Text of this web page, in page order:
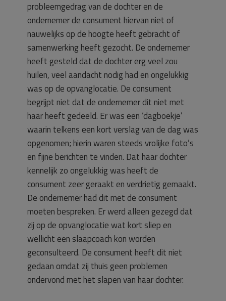
probleemgedrag van de dochter en de
ondernemer de consument hiervan niet of
nauwelijks op de hoogte heeft gebracht of
samenwerking heeft gezocht. De ondernemer
heeft gesteld dat de dochter erg veel zou
huilen, veel aandacht nodig had en ongelukkig
was op de opvanglocatie. De consument
begrijpt niet dat de ondernemer dit niet met
haar heeft gedeeld. Er was een ‘dagboekje’
waarin telkens een kort verslag van de dag was
opgenomen; hierin waren steeds vrolijke foto’s
en fijne berichten te vinden. Dat haar dochter
kennelijk zo ongelukkig was heeft de
consument zeer geraakt en verdrietig gemaakt.
De ondernemer had dit met de consument
moeten bespreken. Er werd alleen gezegd dat
zij op de opvanglocatie wat kort sliep en
wellicht een slaapcoach kon worden
geconsulteerd. De consument heeft dit niet
gedaan omdat zij thuis geen problemen
ondervond met het slapen van haar dochter.